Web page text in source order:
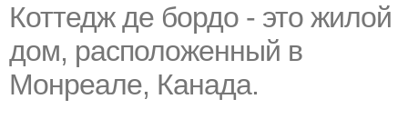
Коттедж де бордо - это жилой
дом, расположенный в
Монреале, Канада.